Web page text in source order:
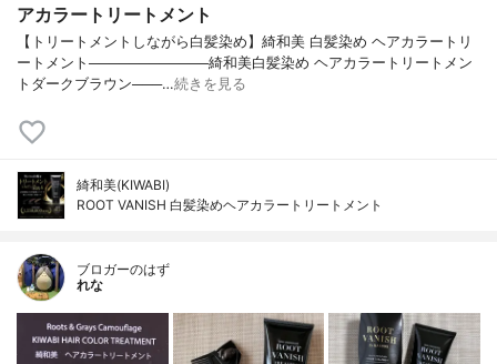
アカラートリートメント
【トリートメントしながら白髪染め】綺和美 白髪染め ヘアカラートリ
ートメント────────────綺和美白髪染め ヘアカラートリートメン
トダークブラウン───…続きを見る
綺和美(KIWABI)
ROOT VANISH 白髪染めヘアカラートリートメント
ブロガーのはず
れな